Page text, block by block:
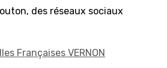
des réseaux sociaux